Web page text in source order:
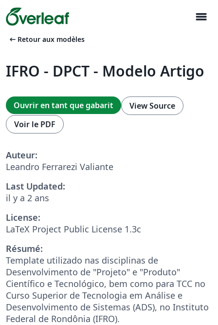
menu
arrow_left_alt Retour aux modèles
IFRO - DPCT - Modelo Artigo
Ouvrir en tant que gabarit
View Source
Voir le PDF
Auteur:
Leandro Ferrarezi Valiante
Last Updated:
il y a 2 ans
License:
LaTeX Project Public License 1.3c
Résumé:
Template utilizado nas disciplinas de
Desenvolvimento de "Projeto" e "Produto"
Científico e Tecnológico, bem como para TCC no
Curso Superior de Tecnologia em Análise e
Desenvolvimento de Sistemas (ADS), no Instituto
Federal de Rondônia (IFRO).